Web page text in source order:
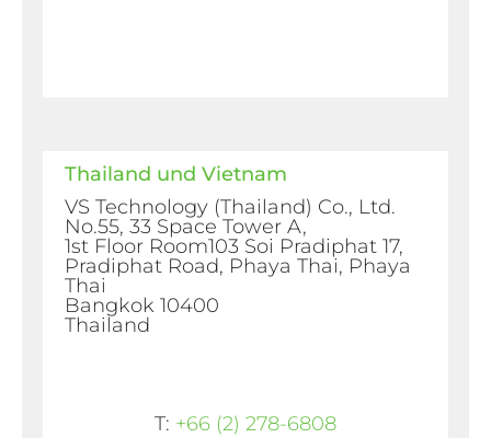
Thailand und Vietnam
VS Technology (Thailand) Co., Ltd.
No.55, 33 Space Tower A,
1st Floor Room103 Soi Pradiphat 17,
Pradiphat Road, Phaya Thai, Phaya
Thai
Bangkok 10400
Thailand
T: +66 (2) 278-6808